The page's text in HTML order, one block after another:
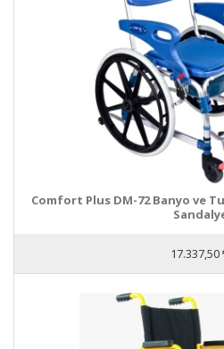
Comfort Plus DM-72 Banyo ve
17.337,50